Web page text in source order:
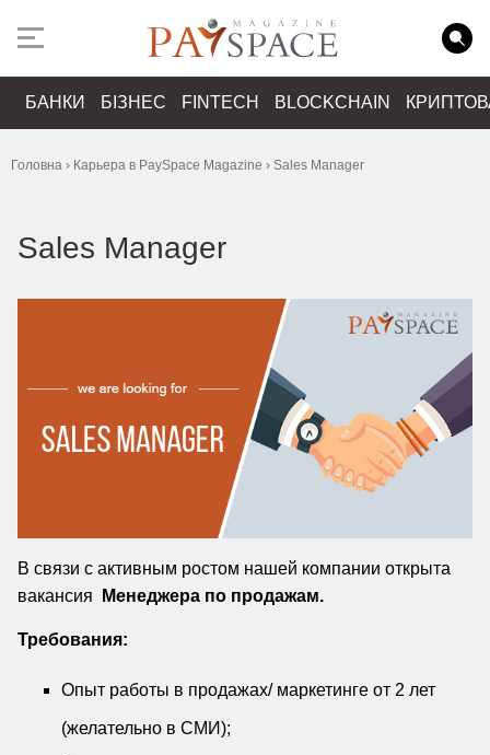
БАНКИ БІЗНЕС FINTECH BLOCKCHAIN
Головна › Карьера в PaySpace Magazine › Sales Manager
Sales Manager
В связи с активным ростом нашей компании открыта
вакансия
Менеджера по продажам.
Требования:
Опыт работы в продажах/ маркетинге от 2 лет
(желательно в СМИ);